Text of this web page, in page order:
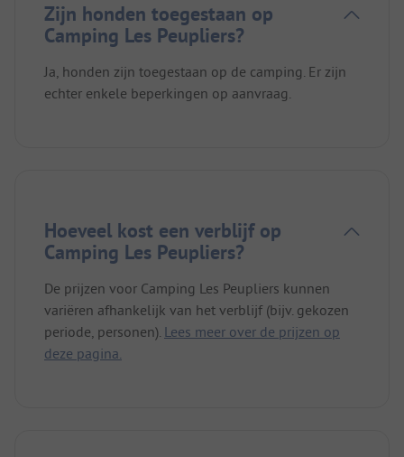
Zijn honden toegestaan op
Camping Les Peupliers?
Ja, honden zijn toegestaan op de camping. Er zijn
echter enkele beperkingen op aanvraag.
Hoeveel kost een verblijf op
Camping Les Peupliers?
De prijzen voor Camping Les Peupliers kunnen
variëren afhankelijk van het verblijf (bijv. gekozen
periode, personen). Lees meer over de prijzen op
deze pagina.